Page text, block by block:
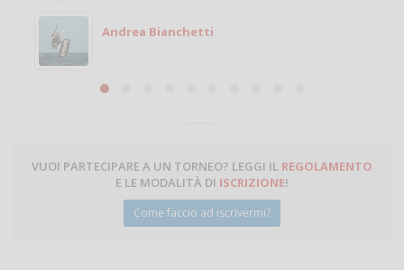
Michele
Michele Miglionico
VUOI PARTECIPARE A UN TORNEO? LEGGI IL REGOLAMENTO
E LE MODALITÀ DI ISCRIZIONE!
Come faccio ad iscrivermi?